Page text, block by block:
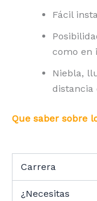
Fácil
como en
Niebla,
distancia
Que saber sobre
Carrera
¿Necesitas